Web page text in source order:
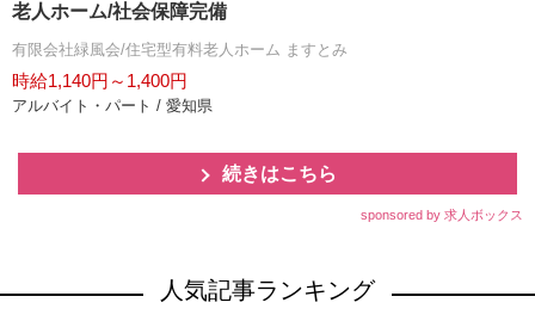
老人ホーム/社会保障完備
有限会社緑風会/住宅型有料老人ホーム ますとみ
時給1,140円～1,400円
アルバイト・パート / 愛知県
続きはこちら
sponsored by 求人ボックス
人気記事ランキング